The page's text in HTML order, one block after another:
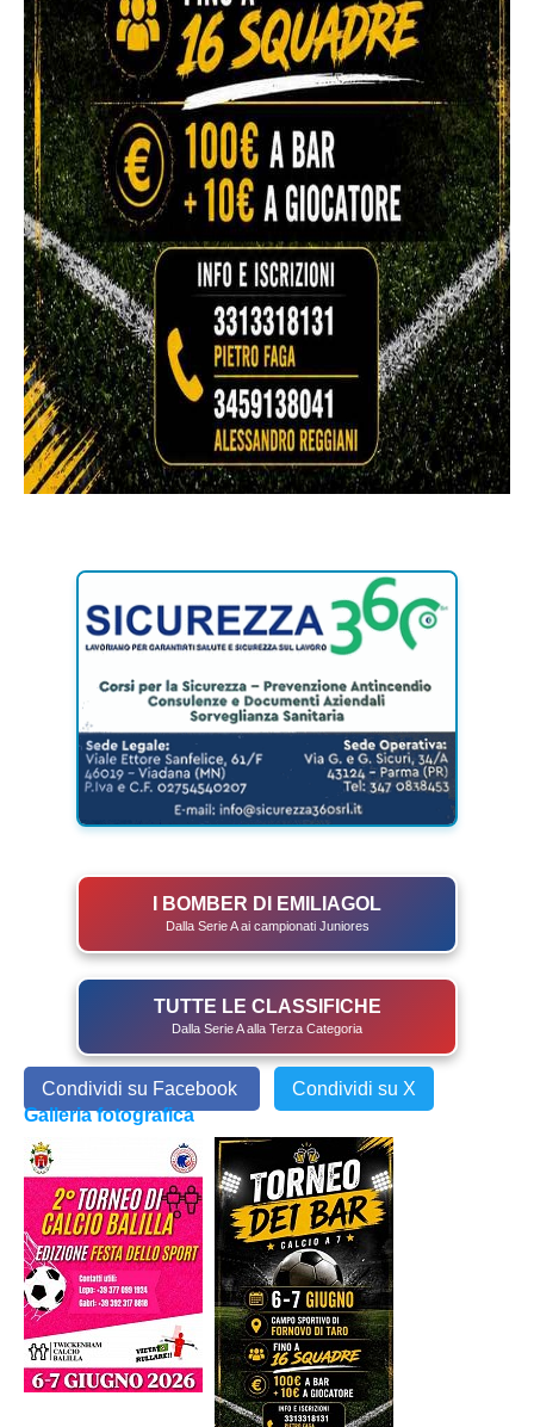
I BOMBER DI EMILIAGOL
Dalla Serie A ai campionati Juniores
TUTTE LE CLASSIFICHE
Dalla Serie A alla Terza Categoria
Condividi su Facebook
Condividi su X
Galleria fotografica